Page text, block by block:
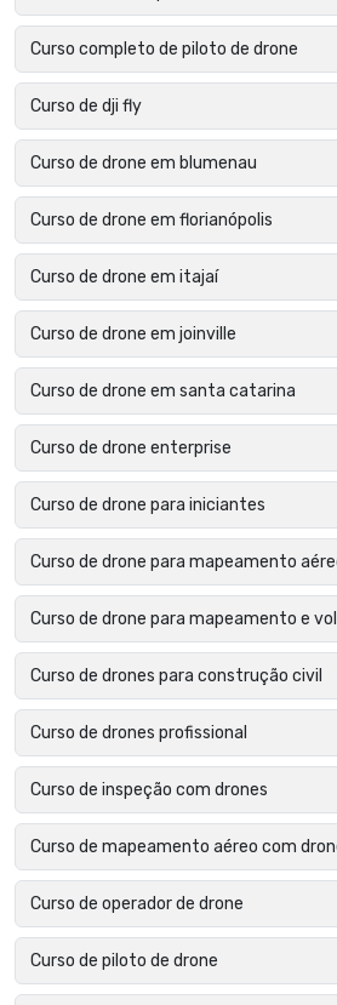
Curso completo de piloto de drone
Curso de dji fly
Curso de drone em blumenau
Curso de drone em florianópolis
Curso de drone em itajaí
Curso de drone em joinville
Curso de drone em santa catarina
Curso de drone enterprise
Curso de drone para iniciantes
Curso de drone para mapeamento
Curso de drone para mapeamento e
Curso de drones para construção civil
Curso de drones profissional
Curso de inspeção com drones
Curso de mapeamento aéreo com
Curso de operador de drone
Curso de piloto de drone